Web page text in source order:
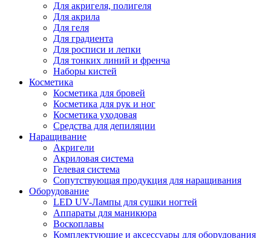
Для акригеля, полигеля
Для акрила
Для геля
Для градиента
Для росписи и лепки
Для тонких линий и френча
Наборы кистей
Косметика
Косметика для бровей
Косметика для рук и ног
Косметика уходовая
Средства для депиляции
Наращивание
Акригели
Акриловая система
Гелевая система
Сопутствующая продукция для наращивания
Оборудование
LED UV-Лампы для сушки ногтей
Аппараты для маникюра
Воскоплавы
Комплектующие и аксессуары для оборудования